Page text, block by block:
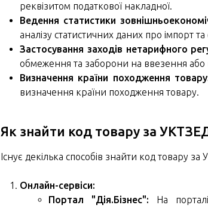
реквізитом податкової накладної.
Ведення статистики
аналізу статистичних даних про імпорт та
Застосування заходів нетарифного
обмеження та заборони на ввезення або
Визначення країни походження
визначення країни походження товару.
Як знайти код товару за
Існує декілька способів знайти код товару за
Онлайн-сервіси:
Портал "Дія.Бізнес": На